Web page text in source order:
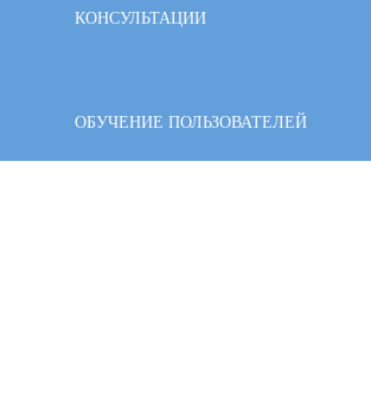
КОНСУЛЬТАЦИИ
ОБУЧЕНИЕ ПОЛЬЗОВАТЕЛЕЙ